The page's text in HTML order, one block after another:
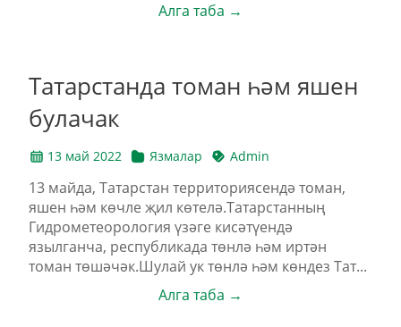
Алга таба →
Татарстанда томан һәм яшен
булачак
13 май 2022 Язмалар Admin
13 майда, Татарстан территориясендә томан,
яшен һәм көчле җил көтелә.Татарстанның
Гидрометеорология үзәге кисәтүендә
язылганча, республикада төнлә һәм иртән
томан төшәчәк.Шулай ук төнлә һәм көндез Тат...
Алга таба →